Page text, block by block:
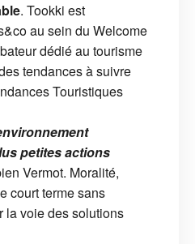
. Tookki est
au sein du Welcome
dédié au tourisme
tendances à suivre
Touristiques
petites actions
Vermot. Moralité,
court terme sans
la voie des solutions